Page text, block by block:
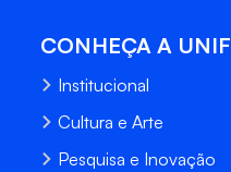
CONHEÇA A
Institucional
Cultura e Arte
Pesquisa e Inovação